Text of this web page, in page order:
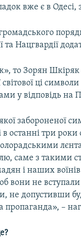
вже є в
та Нацгвардії
то Зорян
ці
у відповідь
забороненої
в останні три
саме з такими
і наших
вони не
не допустивши
пропаганда», –